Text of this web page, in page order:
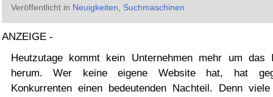
Veröffentlicht in Neuigkeiten Suchmaschinen
ANZEIGE -
Heutzutage kommt kein Unternehmen mehr um das
herum. Wer keine eigene Website hat, hat
Konkurrenten einen bedeutenden Nachteil. Denn